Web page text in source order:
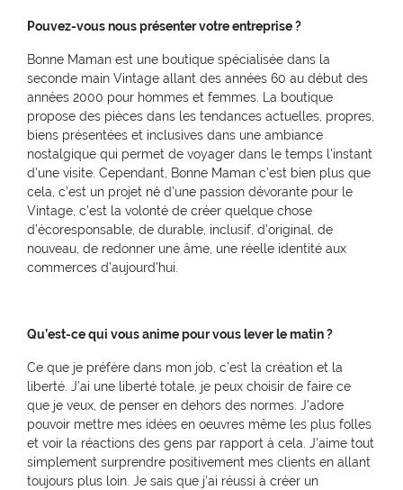
Pouvez-vous nous présenter votre entreprise ?
Bonne Maman est une boutique spécialisée dans la
seconde main Vintage allant des années 60 au début des
années 2000 pour hommes et femmes. La boutique
propose des pièces dans les tendances actuelles, propres,
biens présentées et inclusives dans une ambiance
nostalgique qui permet de voyager dans le temps l'instant
d'une visite. Cependant, Bonne Maman c’est bien plus que
cela, c’est un projet né d’une passion dévorante pour le
Vintage, c’est la volonté de créer quelque chose
d’écoresponsable, de durable, inclusif, d’original, de
nouveau, de redonner une âme, une réelle identité aux
commerces d’aujourd’hui.
Qu’est-ce qui vous anime pour vous lever le matin ?
Ce que je préfère dans mon job, c’est la création et la
liberté. J’ai une liberté totale, je peux choisir de faire ce
que je veux, de penser en dehors des normes. J’adore
pouvoir mettre mes idées en oeuvres même les plus folles
et voir la réactions des gens par rapport à cela. J’aime tout
simplement surprendre positivement mes clients en allant
toujours plus loin. Je sais que j’ai réussi à créer un